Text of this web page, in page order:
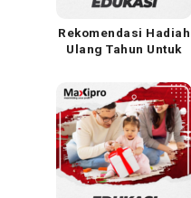
Rekomendasi Hadiah
Ulang Tahun Untuk
Diinginkan